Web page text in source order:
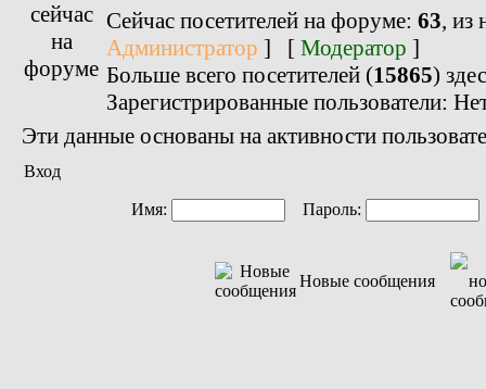
Сейчас посетителей на форуме: 63, из
Администратор ] [ Модератор ]
Больше всего посетителей (15865)
Зарегистрированные пользователи:
Эти данные основаны на активности
Вход
Имя: Пароль:
Новые сообщения